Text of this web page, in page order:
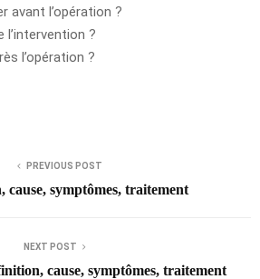
avant l’opération ?
l’intervention ?
l’opération ?
PREVIOUS POST
cause, symptômes, traitement
NEXT POST
cause, symptômes, traitement